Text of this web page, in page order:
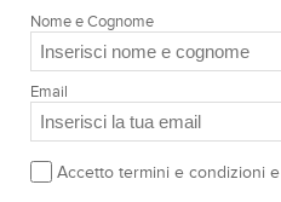
Nome e Cognome
Email
Accetto termini e condizioni